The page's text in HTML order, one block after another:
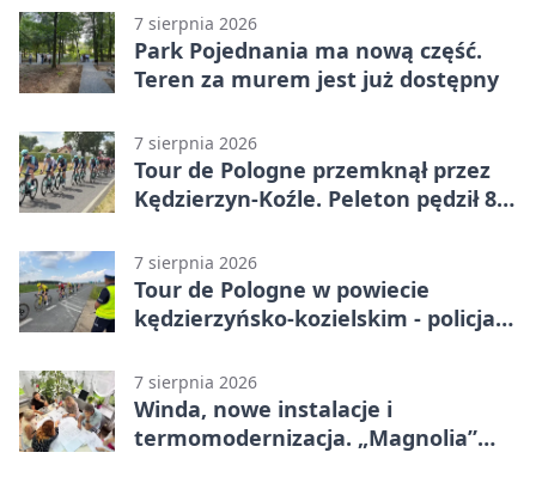
otwarcia
7 sierpnia 2026
Park Pojednania ma nową część.
Teren za murem jest już dostępny
7 sierpnia 2026
Tour de Pologne przemknął przez
Kędzierzyn-Koźle. Peleton pędził 80
7 sierpnia 2026
Tour de Pologne w powiecie
kędzierzyńsko-kozielskim - policja
7 sierpnia 2026
Winda, nowe instalacje i
termomodernizacja. „Magnolia”